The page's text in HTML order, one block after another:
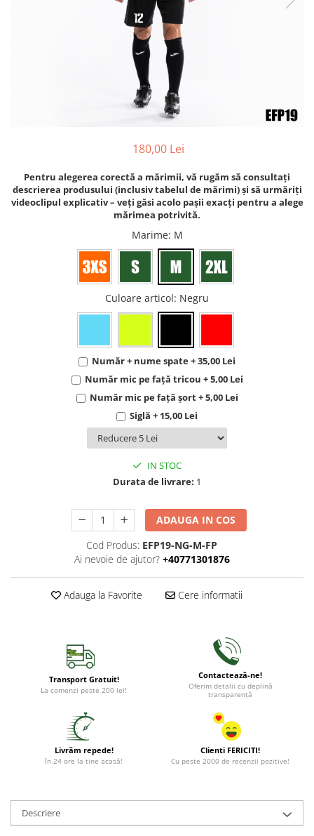
Bidoane si termosuri sportive
180,00 Lei
Pentru alegerea corectă a mărimii, vă rugăm să consultați
descrierea produsului (inclusiv tabelul de mărimi) și să urmăriți
videoclipul explicativ – veți găsi acolo pașii exacți pentru a alege
mărimea potrivită.
Marime: M
Culoare articol: Negru
Număr + nume spate + 35,00 Lei
Număr mic pe față tricou + 5,00 Lei
Număr mic pe față șort + 5,00 Lei
Siglă + 15,00 Lei
IN STOC
Durata de livrare: 1
ADAUGA IN COS
Cod Produs: EFP19-NG-M-FP
Ai nevoie de ajutor? +40771301876
Adauga la Favorite Cere informatii
Transport Gratuit!
La comenzi peste 200 lei!
Contactează-ne!
Oferim detalii cu deplină
transparență
Livrăm repede!
în 24 ore la tine acasă!
Clienti FERICITI!
Cu peste 2000 de recenzii pozitive!
Descriere